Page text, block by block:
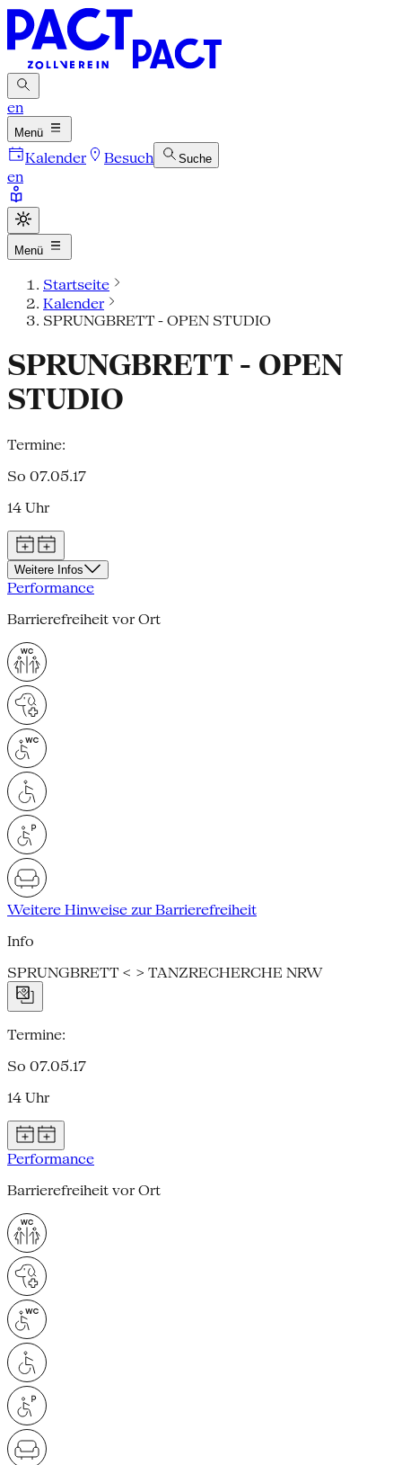
en
Menü
Kalender Besuch Suche
en
Menü
Startseite
Kalender
SPRUNGBRETT - OPEN STUDIO
SPRUNGBRETT - OPEN
STUDIO
Termine:
So 07.05.17
14 Uhr
Weitere Infos
Performance
Barrierefreiheit vor Ort
Weitere Hinweise zur Barrierefreiheit
Info
SPRUNGBRETT < > TANZRECHERCHE NRW
Termine:
So 07.05.17
14 Uhr
Performance
Barrierefreiheit vor Ort